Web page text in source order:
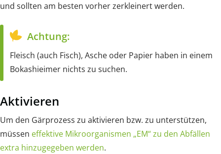
und sollten am besten vorher zerkleinert werden.
Achtung:
Fleisch (auch Fisch), Asche oder Papier haben in einem
Bokashieimer nichts zu suchen.
Aktivieren
Um den Gärprozess zu aktivieren bzw. zu unterstützen,
müssen effektive Mikroorganismen „EM“ zu den Abfällen
extra hinzugegeben werden.